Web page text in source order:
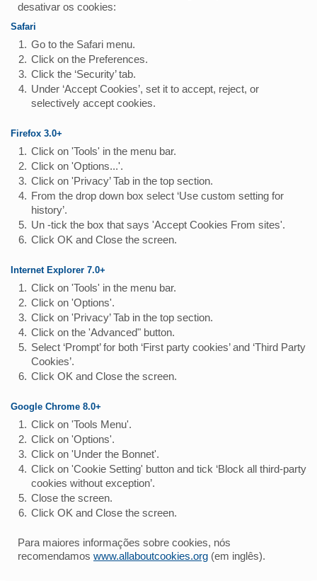
desativar os cookies:
Safari
Go to the Safari menu.
Click on the Preferences.
Click the ‘Security’ tab.
Under ‘Accept Cookies’, set it to accept, reject, or
selectively accept cookies.
Firefox 3.0+
Click on 'Tools' in the menu bar.
Click on 'Options...'.
Click on 'Privacy’ Tab in the top section.
From the drop down box select ‘Use custom setting for
history’.
Un -tick the box that says 'Accept Cookies From sites'.
Click OK and Close the screen.
Internet Explorer 7.0+
Click on 'Tools' in the menu bar.
Click on 'Options'.
Click on 'Privacy’ Tab in the top section.
Click on the 'Advanced" button.
Select ‘Prompt’ for both ‘First party cookies’ and ‘Third Party
Cookies’.
Click OK and Close the screen.
Google Chrome 8.0+
Click on 'Tools Menu'.
Click on 'Options'.
Click on 'Under the Bonnet'.
Click on 'Cookie Setting' button and tick ‘Block all third-party
cookies without exception’.
Close the screen.
Click OK and Close the screen.
Para maiores informações sobre cookies, nós
recomendamos www.allaboutcookies.org (em inglês).